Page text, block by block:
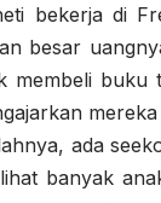
bekerja di
besar
membeli
ada
banyak